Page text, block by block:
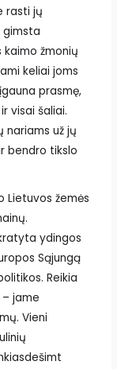
rasti jų
gimsta
kaimo žmonių
keliai joms
prasmę,
visai šaliai.
nariams už jų
bendro tikslo
Lietuvos žemės
ydingos
Sąjungą
Reikia
jame
Vieni